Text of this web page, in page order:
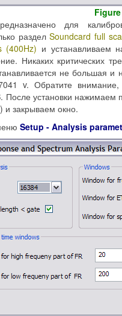
для
разделSoundcard full
(400Hz) и устанавливаем
Никаких критических
не большая
v. Обратите
После установки нажимаем
) и закрываем окно.
Setup - Analysis